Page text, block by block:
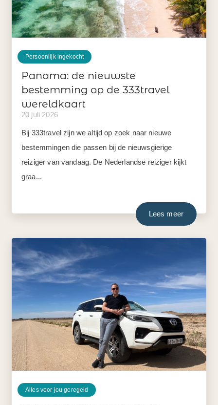
Persoonlijk ingekocht
Panama: de nieuwste
bestemming op de 333travel
wereldkaart
20 juli 2026
Bij 333travel zijn we altijd op zoek naar nieuwe
bestemmingen die passen bij de nieuwsgierige
reiziger van vandaag. De Nederlandse reiziger kijkt
graa...
Lees meer
Alles voor jou geregeld